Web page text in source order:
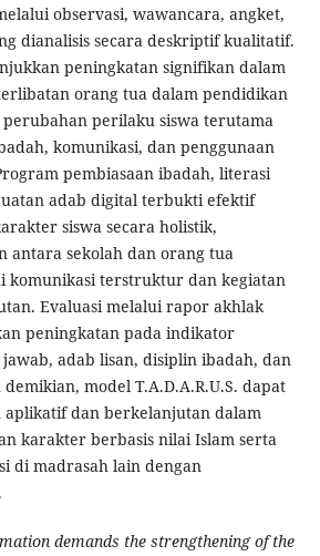
observasi, wawancara, angket,
dianalisis secara deskriptif kualitatif.
peningkatan signifikan dalam
orang tua dalam pendidikan
perilaku siswa terutama
komunikasi, dan penggunaan
pembiasaan ibadah, literasi
adab digital terbukti efektif
siswa secara holistik,
antara sekolah dan orang tua
komunikasi terstruktur dan kegiatan
Evaluasi melalui rapor akhlak
peningkatan pada indikator
adab lisan, disiplin ibadah, dan
model T.A.D.A.R.U.S. dapat
aplikatif dan berkelanjutan dalam
karakter berbasis nilai Islam serta
di madrasah lain dengan
demands the strengthening of the